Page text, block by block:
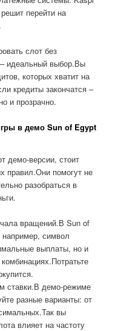
перейти на
слот без
идеальный выбор.Вы
которых хватит на
кредиты закончатся –
и прозрачно.
в демо Sun of Egypt
демо-версии, стоит
правил.Они помогут не
разобраться в
вращений.В Sun of
символ
выплаты, но и
ставки.В демо-режиме
разные варианты: от
вы
влияет на частоту